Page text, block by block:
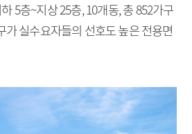
5층~지상 25층, 10개동, 총 852가구
가 실수요자들의 선호도 높은 전용면